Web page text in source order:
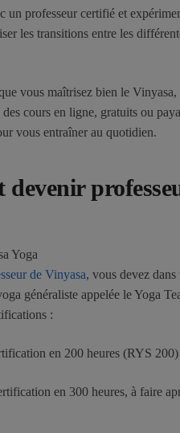
un professeur certifié et
les transitions entre les
vous maîtrisez bien le
cours en ligne, gratuits ou
vous entraîner au quotidien.
devenir
de Vinyasa, vous devez
généraliste appelée le Yoga
:
en 200 heures (RYS 200)
en 300 heures, à faire